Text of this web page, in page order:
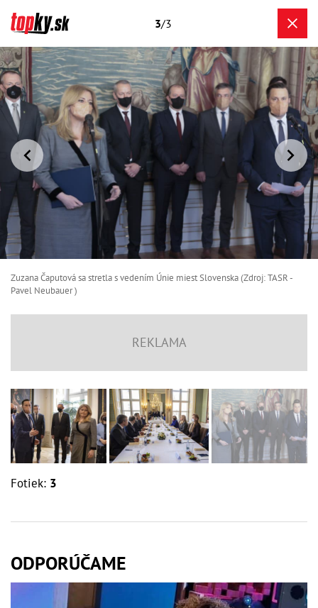
3/3
Zuzana Čaputová sa stretla s vedením Únie miest Slovenska (Zdroj: TASR -
Pavel Neubauer )
Fotiek: 3
ODPORÚČAME